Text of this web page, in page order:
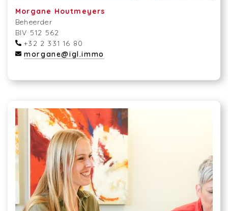
Morgane Houtmeyers
Beheerder
BIV 512 562
+32 2 331 16 80
morgane@igl.immo